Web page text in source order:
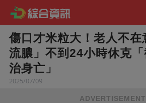
傷口才米粒大！老人不在
流膿」不到24小時休克
治身亡」
2025/07/09
ADVERTISEMENT